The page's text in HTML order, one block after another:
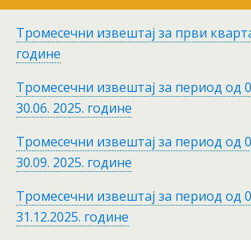
Тромесечни извештај за први
године
Тромесечни извештај за период од
30.06. 2025. године
Тромесечни извештај за период од
30.09. 2025. године
Тромесечни извештај за период од
31.12.2025. године